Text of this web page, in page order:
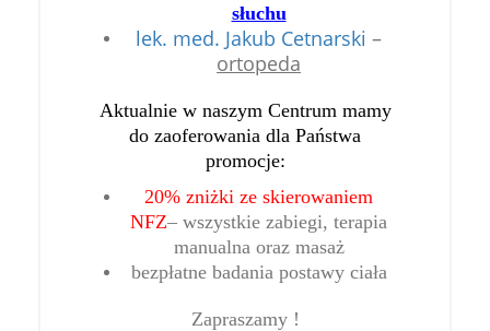
słuchu
lek. med. Jakub Cetnarski –
ortopeda
Aktualnie w naszym Centrum mamy
do zaoferowania dla Państwa
promocje:
20% zniżki ze skierowaniem
NFZ– wszystkie zabiegi, terapia
manualna oraz masaż
bezpłatne badania postawy ciała
Zapraszamy !